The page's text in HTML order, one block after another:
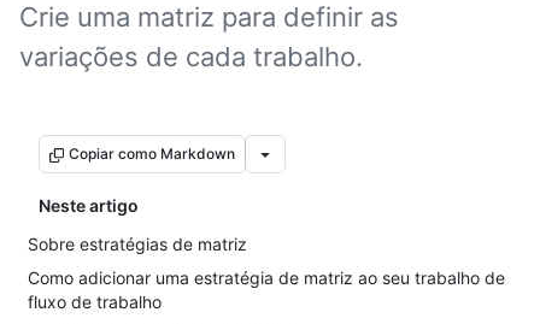
Crie uma matriz para definir as
variações de cada trabalho.
Copiar como Markdown
Neste artigo
Sobre estratégias de matriz
Como adicionar uma estratégia de matriz ao seu trabalho de
fluxo de trabalho